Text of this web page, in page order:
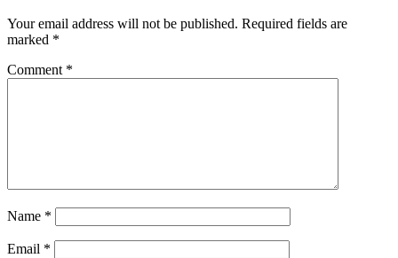
Your email address will not be published. Required fields are
marked *
Comment *
Name *
Email *